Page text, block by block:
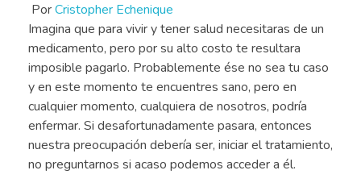
PorCristopher Echenique
Imagina que para vivir y tener salud necesitaras de un
medicamento, pero por su alto costo te resultara
imposible pagarlo. Probablemente ése no sea tu caso
y en este momento te encuentres sano, pero en
cualquier momento, cualquiera de nosotros, podría
enfermar. Si desafortunadamente pasara, entonces
nuestra preocupación debería ser, iniciar el tratamiento,
no preguntarnos si acaso podemos acceder a él.